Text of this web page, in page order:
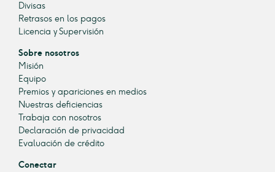
Divisas
Retrasos en los pagos
Licencia y Supervisión
Sobre nosotros
Misión
Equipo
Premios y apariciones en medios
Nuestras deficiencias
Trabaja con nosotros
Declaración de privacidad
Evaluación de crédito
Conectar